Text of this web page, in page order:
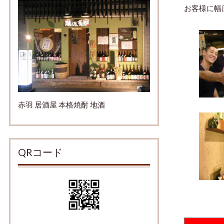
お客様に
赤羽 居酒屋 本格焼酎 地酒
QRコード